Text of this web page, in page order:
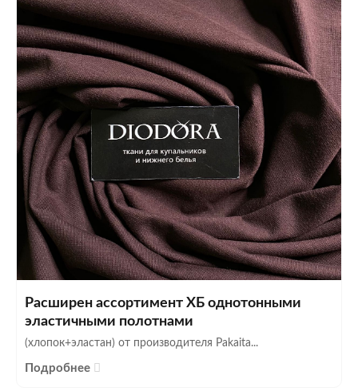
Расширен ассортимент ХБ однотонными
эластичными полотнами
(хлопок+эластан) от производителя Pakaita...
Подробнее